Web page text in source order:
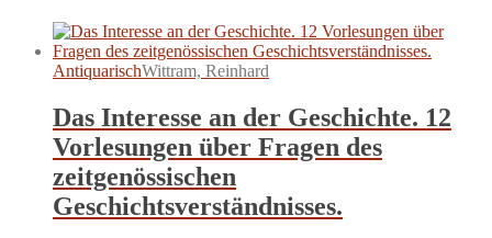
AntiquarischWittram, Reinhard
Das Interesse an der Geschichte. 12
Vorlesungen über Fragen des
zeitgenössischen
Geschichtsverständnisses.